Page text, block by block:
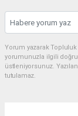
Yorum yazarak Topluluk
yorumunuzla ilgili
üstleniyorsunuz.
tutulamaz.